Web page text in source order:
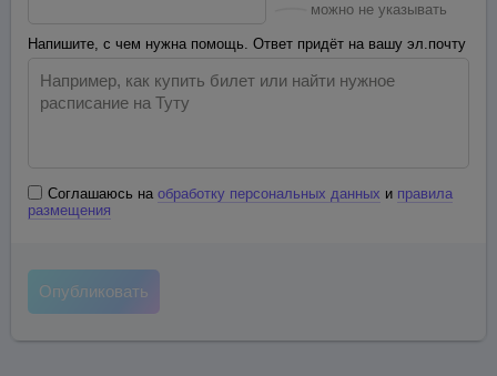
можно не указывать
Напишите, с чем нужна помощь. Ответ придёт на вашу эл.почту
Соглашаюсь на обработку персональных данных и правила
размещения